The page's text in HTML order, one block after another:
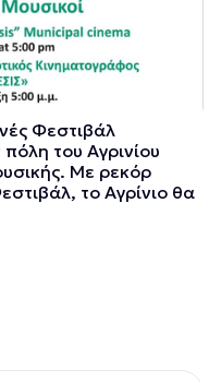
Φεστιβάλ
του Αγρινίου
Με ρεκόρ
το Αγρίνιο θα